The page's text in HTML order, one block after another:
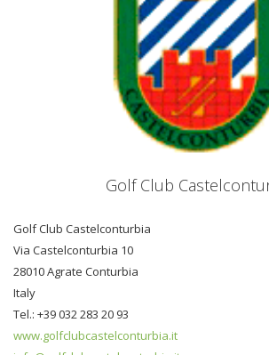
Golf Club
Golf Club Castelconturbia
Via Castelconturbia 10
28010 Agrate Conturbia
Italy
Tel.: +39 032 283 20 93
www.golfclubcastelconturbia.it